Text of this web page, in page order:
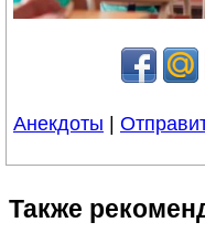
Анекдоты
Также